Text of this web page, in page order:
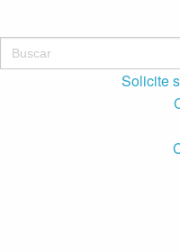
Buscar:
Solicite